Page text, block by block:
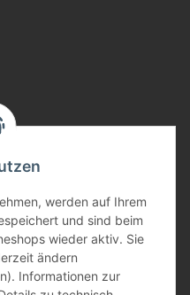
werden auf Ihrem
und sind beim
wieder aktiv. Sie
ändern
Informationen zur